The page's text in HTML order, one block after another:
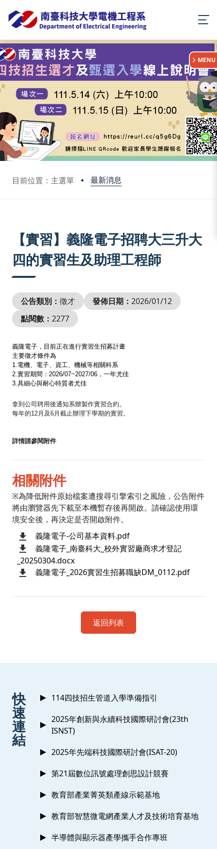
目前位置：主選單 最新消息
:::
MENU
【實習】義隆電子招聘大三升大
四的實習生及助理工程師
公告類別： 徵才 發佈日期： 2026/01/12
點閱數： 2277
義隆電子，目前正在進行實習生招募計畫
主要徵才條件為
1.電機、電子、資工、機械等相關科系
2.實習期間： 2026/07~2027/06 ，一年尤佳
3.具細心與耐心特質者尤佳
拿到公司聘用後通知系辦製作實習合約。
每年的12月及6月截止辦理下學期的實習。
詳情請參閱附件
相關附件
※為降低附件原始檔案遭搜尋引擎索引之風險，公告附件
將由瀏覽器先下載至本機暫存後再開啟。請確認使用環
境安全後，再決定是否開啟附件。
義隆電子-公司基本資料.pdf
義隆電子_南臺科大_校外實習廠商求才登記
_20250304.docx
義隆電子_2026實習生招募職缺DM_0112.pdf
返回列表
快
速
連
結
114四技招生管道入學準備指引
2025年創新與永續科技國際研討會(23th
ISNST)
2025年先端科技國際研討會(ISAT-20)
第21屆數位訊號處理創思設計競賽
教育部產業菁英類產線示範基地
教育部智慧微電網產業人才及技術培育基地
半導體與顯示器產學攜手合作專班